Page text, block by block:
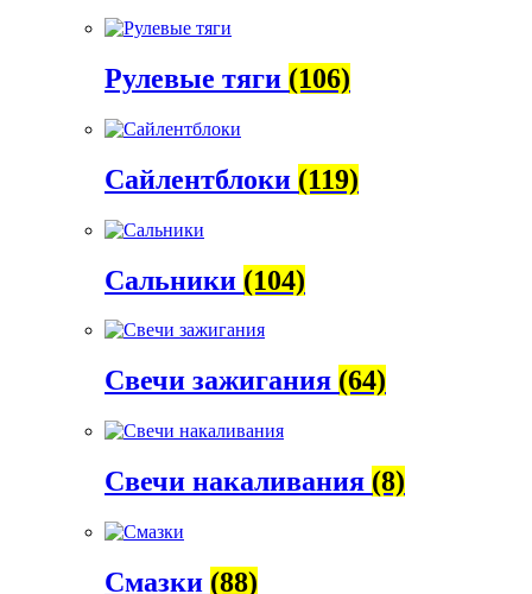
Рулевые тяги (106)
Сайлентблоки (119)
Сальники (104)
Свечи зажигания (64)
Свечи накаливания (8)
Смазки (88)